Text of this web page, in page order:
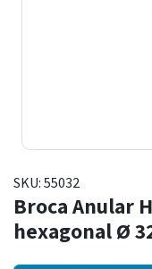
SKU: 55032
Broca Anular
hexagonal Ø